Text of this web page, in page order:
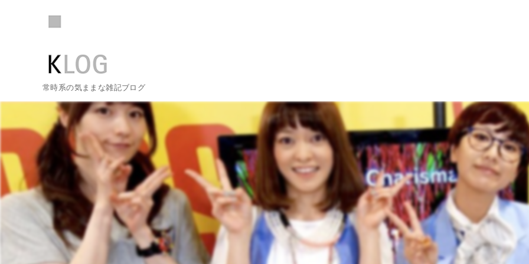
常時系の気ままな雑記ブログ